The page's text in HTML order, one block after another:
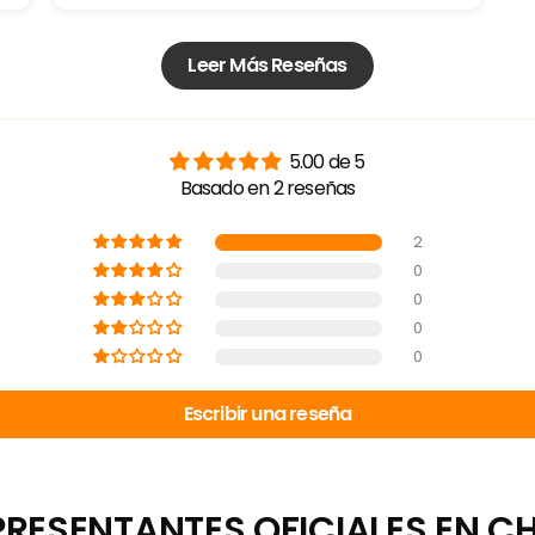
Leer Más Reseñas
5.00 de 5
Basado en 2 reseñas
2
0
0
0
0
Escribir una reseña